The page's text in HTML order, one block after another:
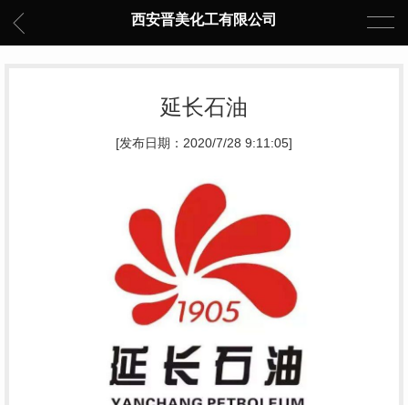
西安晋美化工有限公司
延长石油
[发布日期：2020/7/28 9:11:05]